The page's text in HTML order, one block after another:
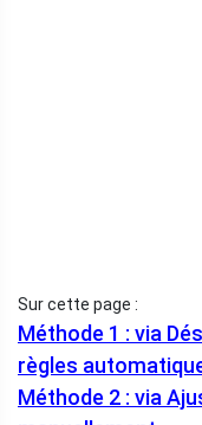
Sur cette page :
Méthode 1 : via
règles
Méthode 2 : via